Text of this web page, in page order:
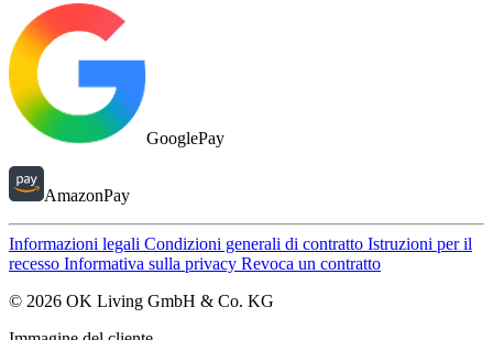
GooglePay
AmazonPay
Informazioni legali Condizioni generali di contratto Istruzioni per il
recesso Informativa sulla privacy Revoca un contratto
© 2026 OK Living GmbH & Co. KG